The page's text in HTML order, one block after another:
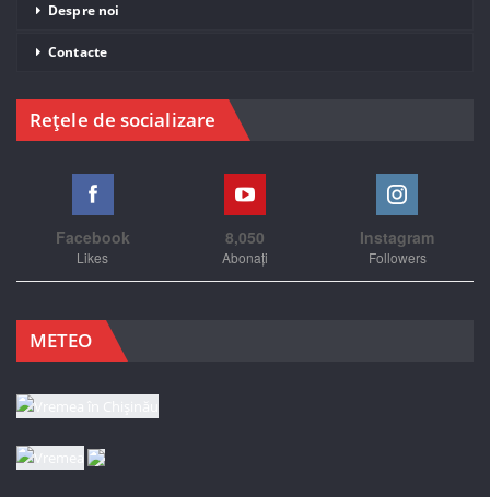
Despre noi
Contacte
Rețele de socializare
Facebook
Likes
8,050
Abonați
Instagram
Followers
METEO